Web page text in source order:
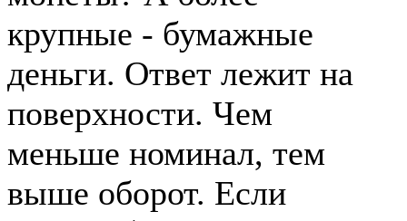
крупные - бумажные
деньги. Ответ лежит на
поверхности. Чем
меньше номинал, тем
выше оборот. Если